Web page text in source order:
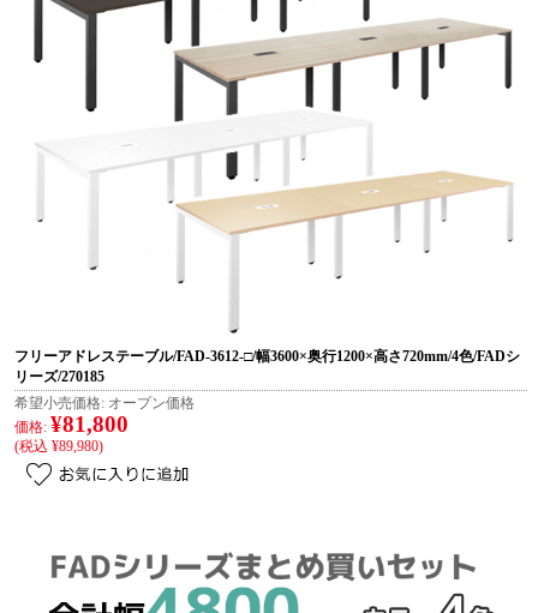
フリーアドレステーブル/FAD-3612-□/幅3600×奥行1200×高さ720mm/4色/FADシ
リーズ/270185
希望小売価格: オープン価格
価格: ¥81,800
(税込 ¥89,980)